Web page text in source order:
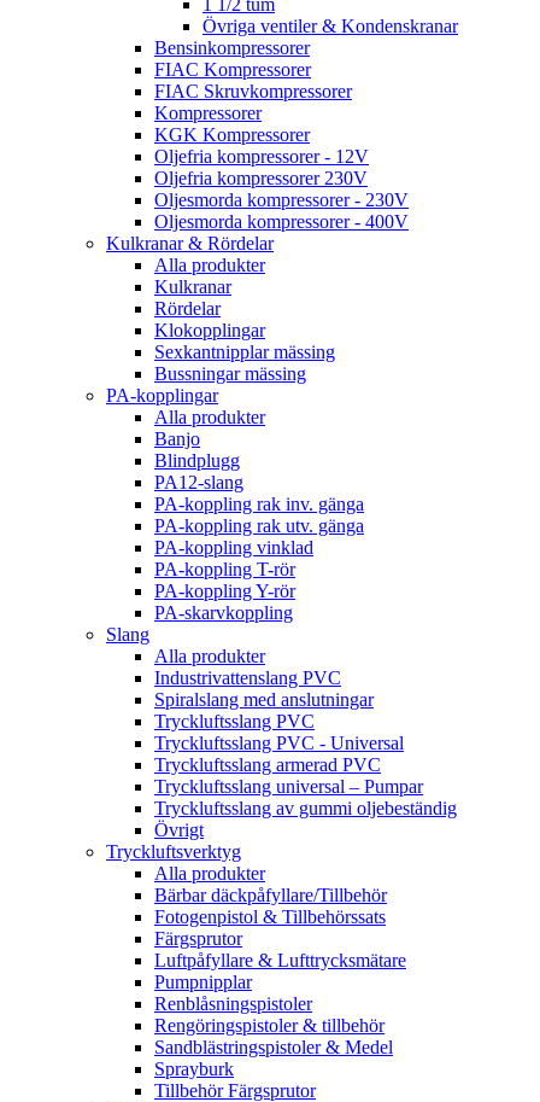
1 1/2 tum
Övriga ventiler & Kondenskranar
Bensinkompressorer
FIAC Kompressorer
FIAC Skruvkompressorer
Kompressorer
KGK Kompressorer
Oljefria kompressorer - 12V
Oljefria kompressorer 230V
Oljesmorda kompressorer - 230V
Oljesmorda kompressorer - 400V
Kulkranar & Rördelar
Alla produkter
Kulkranar
Rördelar
Klokopplingar
Sexkantnipplar mässing
Bussningar mässing
PA-kopplingar
Alla produkter
Banjo
Blindplugg
PA12-slang
PA-koppling rak inv. gänga
PA-koppling rak utv. gänga
PA-koppling vinklad
PA-koppling T-rör
PA-koppling Y-rör
PA-skarvkoppling
Slang
Alla produkter
Industrivattenslang PVC
Spiralslang med anslutningar
Tryckluftsslang PVC
Tryckluftsslang PVC - Universal
Tryckluftsslang armerad PVC
Tryckluftsslang universal – Pumpar
Tryckluftsslang av gummi oljebeständig
Övrigt
Tryckluftsverktyg
Alla produkter
Bärbar däckpåfyllare/Tillbehör
Fotogenpistol & Tillbehörssats
Färgsprutor
Luftpåfyllare & Lufttrycksmätare
Pumpnipplar
Renblåsningspistoler
Rengöringspistoler & tillbehör
Sandblästringspistoler & Medel
Sprayburk
Tillbehör Färgsprutor